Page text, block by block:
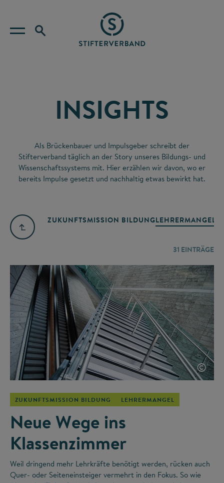
INSIGHTS
Als Brückenbauer und Impulsgeber schreibt der
Stifterverband täglich an der Story unseres Bildungs- und
Wissenschaftssystems mit. Hier erzählen wir davon, wo er
bereits Impulse gesetzt und nachhaltig etwas bewirkt hat.
ZUKUNFTSMISSION BILDUNGLEHRERMANGEL
31 EINTRÄGE
©
ZUKUNFTSMISSION BILDUNG LEHRERMANGEL
Neue Wege ins
Klassenzimmer
Weil dringend mehr Lehrkräfte benötigt werden, rücken auch
Quer- oder Seiteneinsteiger vermehrt in den Fokus. So wie